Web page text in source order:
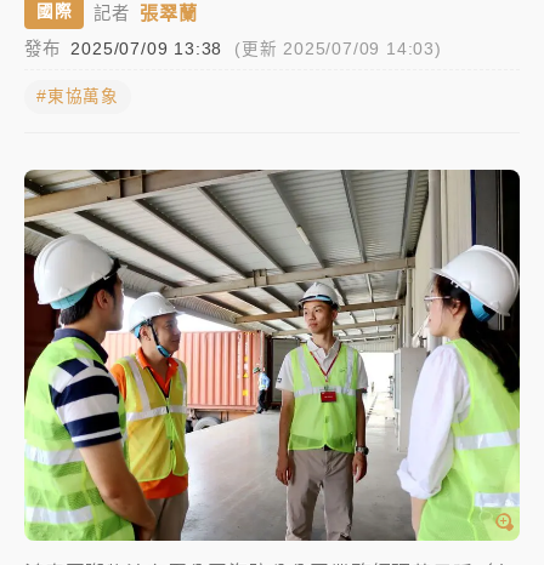
父親節泡湯了！中颱白海豚雨彈轟3天 「紅到發紫」降
雨熱區曝
暑假過三周才推「E宿新北打卡趣」！抽獎程序複雜 觀
旅局回應了
中信慈善基金會想增加董事人數！辜仲諒向法院聲請遭
駁 理由曝光
故宮《龍藏經》特展第2檔！今線上預約開賣一度塞車
周六起展出延長至晚上7時
台東農業處長涉圖利渡假村！東檢抗告成功 今重開羈
押庭
父親節泡湯了！中颱白海豚雨彈轟3天 「紅到發紫」降
雨熱區曝
國際 記者 張翠蘭
發布 2025/07/09 13:38 (更新 2025/07/09 14:03)
#東協萬象